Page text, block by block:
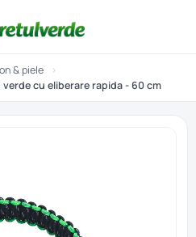
& piele
›
cu eliberare rapida - 60 cm